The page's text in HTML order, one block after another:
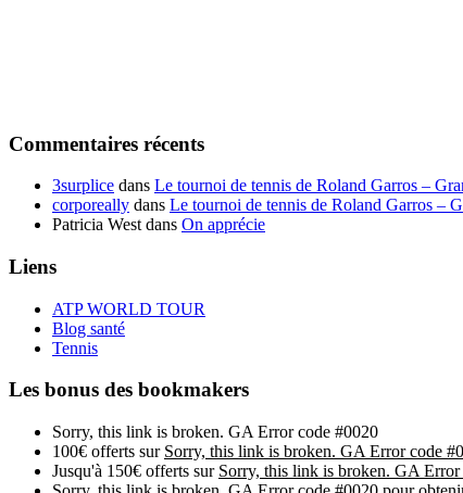
Commentaires récents
3surplice dans Le tournoi de tennis de Roland Garros –
corporeally dans Le tournoi de tennis de Roland Garros –
Patricia West dans On apprécie
Liens
ATP WORLD TOUR
Blog santé
Tennis
Les bonus des bookmakers
Sorry, this link is broken. GA Error code #0020
100€ offerts sur Sorry, this link is broken. GA Error code
Jusqu'à 150€ offerts sur Sorry, this link is broken. GA Error